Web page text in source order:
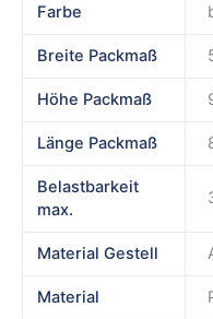
Farbe
Breite Packmaß
Höhe Packmaß
Länge Packmaß
Belastbarkeit
max.
Material Gestell
Material